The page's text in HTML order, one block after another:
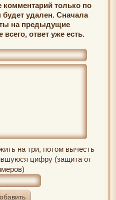
только по
будет удален. Сначала
на предыдущие
ответ уже есть.
на три, потом вычесть
цифру (защита от